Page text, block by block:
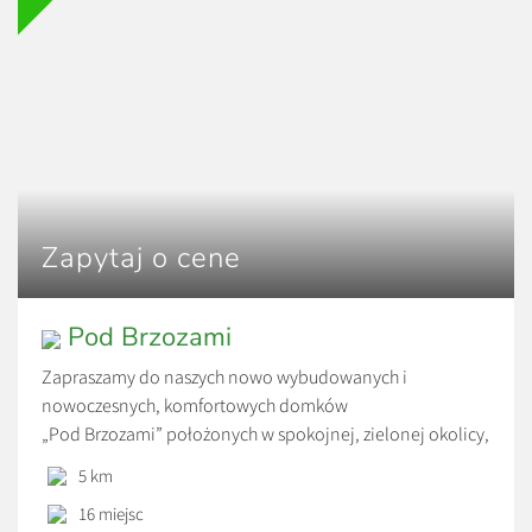
Zapytaj o cene
Pod Brzozami
Zapraszamy do naszych nowo wybudowanych i
nowoczesnych, komfortowych domków
„Pod Brzozami” położonych w spokojnej, zielonej okolicy,
która sprzyja prawdziwemu wypoczynkowi. To idealne
miejsce dla osób szukających spokoju i bliskości natury, a
jednocześnie ceniących sobie wygodę i wysoki standard.
5 km
16 miejsc